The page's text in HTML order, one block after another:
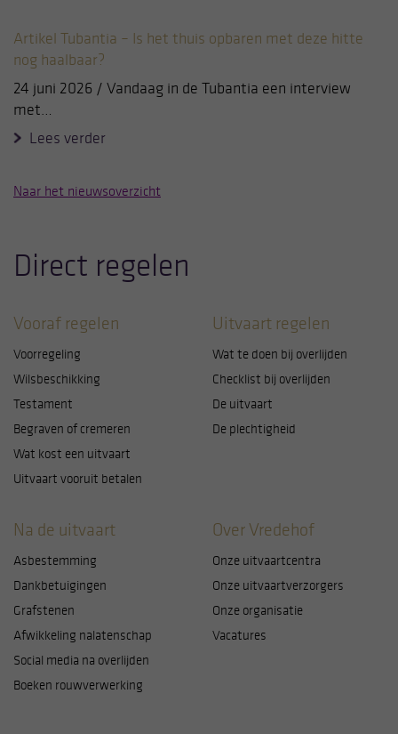
Artikel Tubantia – Is het thuis opbaren met deze hitte
nog haalbaar?
24 juni 2026 / Vandaag in de Tubantia een interview
met…
Lees verder
Naar het nieuwsoverzicht
Direct regelen
Vooraf regelen
Voorregeling
Wilsbeschikking
Testament
Begraven of cremeren
Wat kost een uitvaart
Uitvaart vooruit betalen
Uitvaart regelen
Wat te doen bij overlijden
Checklist bij overlijden
De uitvaart
De plechtigheid
Na de uitvaart
Asbestemming
Dankbetuigingen
Grafstenen
Afwikkeling nalatenschap
Social media na overlijden
Boeken rouwverwerking
Over Vredehof
Onze uitvaartcentra
Onze uitvaartverzorgers
Onze organisatie
Vacatures